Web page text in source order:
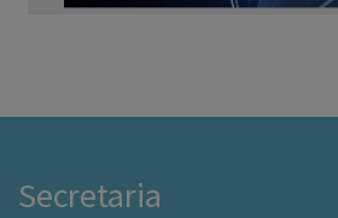
Secretaria